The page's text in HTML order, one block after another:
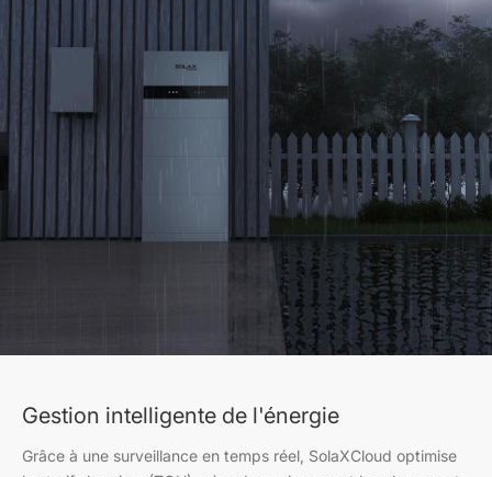
Gestion intelligente de l'énergie
Grâce à une surveillance en temps réel, SolaXCloud optimise